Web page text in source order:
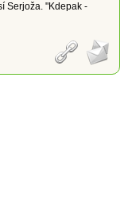
Serjoža. "Kdepak -